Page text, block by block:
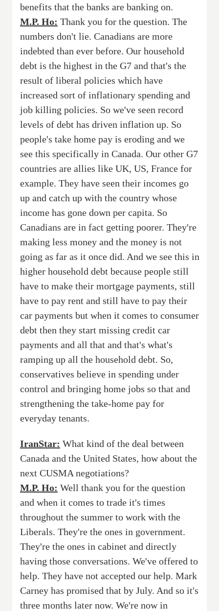
benefits that the banks are banking on.
M.P. Ho: Thank you for the question. The
numbers don't lie. Canadians are more
indebted than ever before. Our household
debt is the highest in the G7 and that's the
result of liberal policies which have
increased sort of inflationary spending and
job killing policies. So we've seen record
levels of debt has driven inflation up. So
people's take home pay is eroding and we
see this specifically in Canada. Our other G7
countries are allies like UK, US, France for
example. They have seen their incomes go
up and catch up with the country whose
income has gone down per capita. So
Canadians are in fact getting poorer. They're
making less money and the money is not
going as far as it once did. And we see this in
higher household debt because people still
have to make their mortgage payments, still
have to pay rent and still have to pay their
car payments but when it comes to consumer
debt then they start missing credit car
payments and all that and that's what's
ramping up all the household debt. So,
conservatives believe in spending under
control and bringing home jobs so that and
strengthening the take-home pay for
everyday tenants.
IranStar: What kind of the deal between
Canada and the United States, how about the
next CUSMA negotiations?
M.P. Ho: Well thank you for the question
and when it comes to trade it's times
throughout the summer to work with the
Liberals. They're the ones in government.
They're the ones in cabinet and directly
having those conversations. We've offered to
help. They have not accepted our help. Mark
Carney has promised that by July. And so it's
three months later now. We're now in